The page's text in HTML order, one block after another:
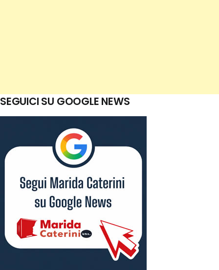
SEGUICI SU GOOGLE NEWS